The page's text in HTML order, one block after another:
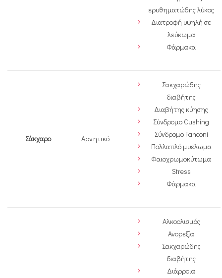
ερυθηματώδης λύκος
Διατροφή υψηλή σε
λεύκωμα
Φάρμακα
Σάκχαρο Αρνητικό
Σακχαρώδης
διαβήτης
Διαβήτης κύησης
Σύνδρομο Cushing
Σύνδρομο Fanconi
Πολλαπλό μυέλωμα
Φαιοχρωμοκύτωμα
Stress
Φάρμακα
Αλκοολισμός
Ανορεξία
Σακχαρώδης
διαβήτης
Διάρροια